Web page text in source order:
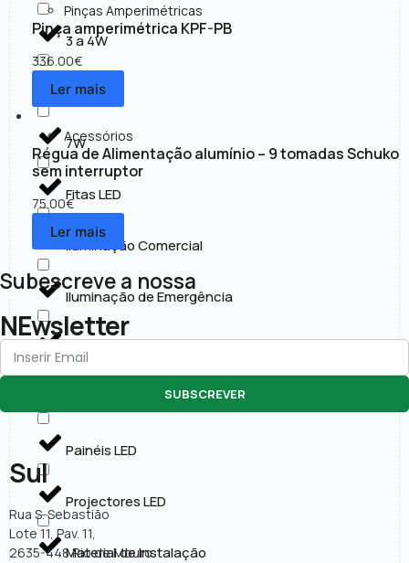
3 a 4W
30 a 50W
7W
Fitas LED
Iluminação Comercial
Iluminação de Emergência
Iluminação Exterior
Painéis LED
Projectores LED
Material de Instalação
Pinças Amperimétricas
Pinça amperimétrica KPF-PB
336.00€
Ler mais
Acessórios
Régua de Alimentação alumínio – 9 tomadas Schuko
sem interruptor
75.00€
Ler mais
Subescreve a nossa
NEwsletter
SUBSCREVER
Sul
Rua S. Sebastião
Lote 11, Pav. 11,
2635-448 Rio de Mouro